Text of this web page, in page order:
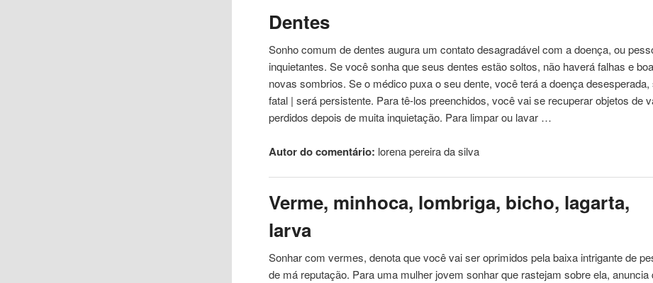
Dentes
Sonho comumdedentes augura um contato desagradável com a doença, ou
inquietantes. Se você sonha que seus dentes estão soltos, não haverá falhas e
novas sombrios. Se o médico puxa o seu dente, você terá a doença desesperada,
fatal | será persistente. Para tê-los preenchidos, você vai se recuperar objetosde
perdidos depoisde muita inquietação. Para limpar ou lavar …
Autor do comentário: lorena pereiradasilva
Verme, minhoca, lombriga, bicho, lagarta,
larva
Sonhar com vermes, denota que você vai ser oprimidos pela baixa intrigantede
de má reputação. Para uma mulher jovem sonhar que rastejam sobre ela, anuncia